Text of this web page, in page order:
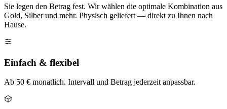
Sie legen den Betrag fest. Wir wählen die optimale Kombination aus
Gold, Silber und mehr. Physisch geliefert — direkt zu Ihnen nach
Hause.
Einfach & flexibel
Ab 50 € monatlich. Intervall und Betrag jederzeit anpassbar.